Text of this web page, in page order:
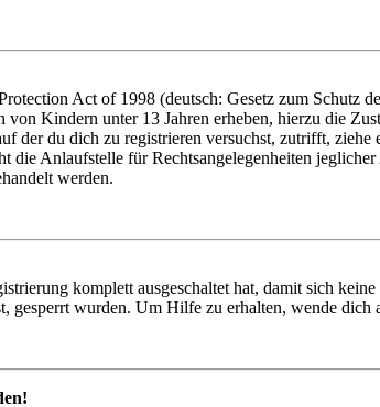
Act of 1998 (deutsch: Gesetz zum
von Kindern unter 13 Jahren erheben, hierzu die
der du dich zu registrieren versuchst, zutrifft,
die Anlaufstelle für Rechtsangelegenheiten
werden.
komplett ausgeschaltet hat, damit sich
gesperrt wurden. Um Hilfe zu erhalten, wende